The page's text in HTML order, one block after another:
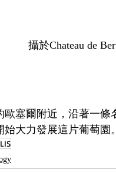
攝於Chateau de
塞爾附近，沿著一條
大力發展這片葡萄園。